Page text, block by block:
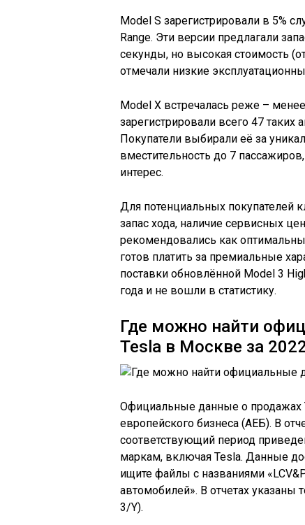
Model S зарегистрировали в 5%
Range. Эти версии предлагали
секунды, но высокая стоимость
отмечали низкие
Model X встречалась реже –
зарегистрировали всего 47
Покупатели выбирали её за
вместительность до 7
интерес.
Для потенциальных покупателей
запас хода, наличие сервисных
рекомендовались как
готов платить за премиальные
поставки обновлённой Model 3
года и не вошли в статистику.
Где можно найти
Tesla в Москве за
Официальные данные о продажах
европейского бизнеса (АЕБ). В
соответствующий период
маркам, включая Tesla. Данные
ищите файлы с названиями
автомобилей». В отчетах
3/Y).